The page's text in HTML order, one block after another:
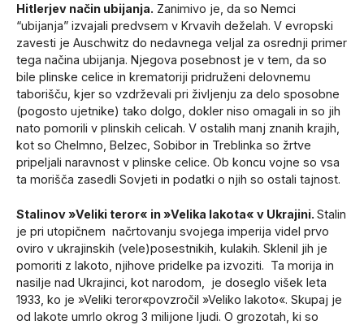
Hitlerjev način ubijanja. Zanimivo je, da so Nemci
“ubijanja” izvajali predvsem v Krvavih deželah. V evropski
zavesti je Auschwitz do nedavnega veljal za osrednji primer
tega načina ubijanja. Njegova posebnost je v tem, da so
bile plinske celice in krematoriji pridruženi delovnemu
taborišču, kjer so vzdrževali pri življenju za delo sposobne
(pogosto ujetnike) tako dolgo, dokler niso omagali in so jih
nato pomorili v plinskih celicah. V ostalih manj znanih krajih,
kot so Chelmno, Belzec, Sobibor in Treblinka so žrtve
pripeljali naravnost v plinske celice. Ob koncu vojne so vsa
ta morišča zasedli Sovjeti in podatki o njih so ostali tajnost.
Stalinov »Veliki teror« in »Velika lakota« v Ukrajini. Stalin
je pri utopičnem načrtovanju svojega imperija videl prvo
oviro v ukrajinskih (vele)posestnikih, kulakih. Sklenil jih je
pomoriti z lakoto, njihove pridelke pa izvoziti. Ta morija in
nasilje nad Ukrajinci, kot narodom, je doseglo višek leta
1933, ko je »Veliki teror«povzročil »Veliko lakoto«. Skupaj je
od lakote umrlo okrog 3 milijone ljudi. O grozotah, ki so